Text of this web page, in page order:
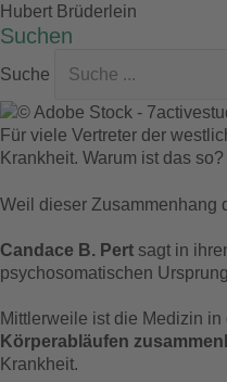
Hubert Brüderlein
Suchen
Suche
Für viele Vertreter der
Krankheit. Warum ist das so?
Weil dieser Zusammenhang
Candace B. Pert sagt in
psychosomatischen
Mittlerweile ist die Medizin
Körperabläufen
Krankheit.